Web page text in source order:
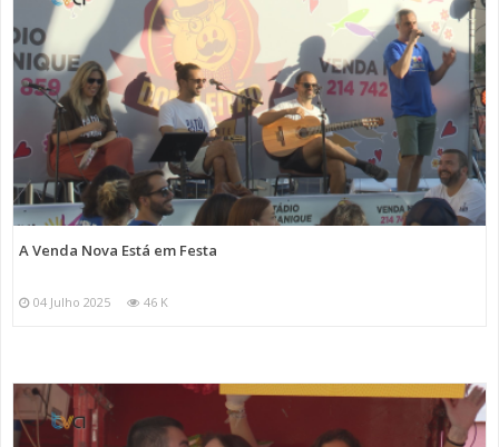
A Venda Nova Está em Festa
04 Julho 2025 46 K